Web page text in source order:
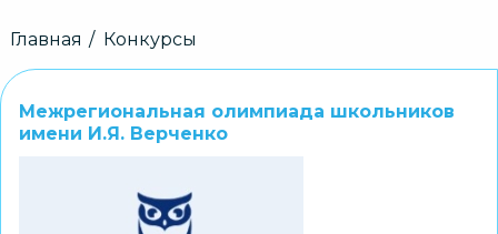
Строка
Главная Конкурсы
Межрегиональная олимпиада школьников
имени И.Я. Верченко